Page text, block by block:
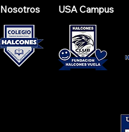
Nosotros USA Campus